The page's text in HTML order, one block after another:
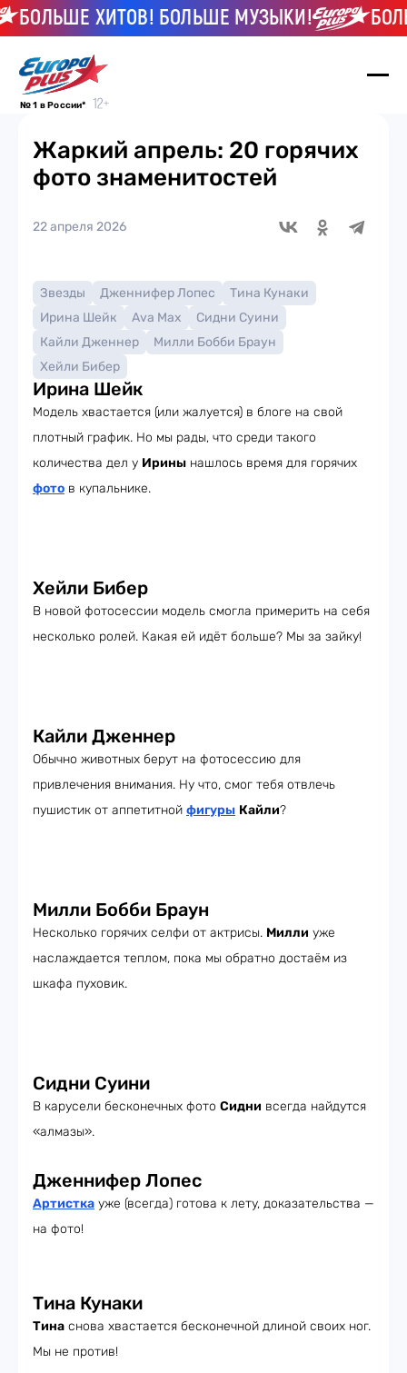
БОЛЬШЕ ХИТОВ! БОЛЬШЕ МУЗЫКИ!
№ 1 в России*
Жаркий апрель: 20 горячих
фото знаменитостей
22 апреля 2026
Звезды Дженнифер Лопес
Тина Кунаки
Ирина Шейк
Ava Max
Сидни Суини
Кайли Дженнер
Милли Бобби Браун
Хейли Бибер
Ирина Шейк
Модель хвастается (или жалуется) в блоге на свой
плотный график. Но мы рады, что среди такого
количества дел у Ирины нашлось время для горячих
фото в купальнике.
Хейли Бибер
В новой фотосессии модель смогла примерить на себя
несколько ролей. Какая ей идёт больше? Мы за зайку!
Кайли Дженнер
Обычно животных берут на фотосессию для
привлечения внимания. Ну что, смог тебя отвлечь
пушистик от аппетитной фигуры Кайли?
Милли Бобби Браун
Несколько горячих селфи от актрисы. Милли уже
наслаждается теплом, пока мы обратно достаём из
шкафа пуховик.
Сидни Суини
В карусели бесконечных фото Сидни всегда найдутся
«алмазы».
Дженнифер Лопес
Артистка уже (всегда) готова к лету, доказательства —
на фото!
Тина Кунаки
Тина снова хвастается бесконечной длиной своих ног.
Мы не против!